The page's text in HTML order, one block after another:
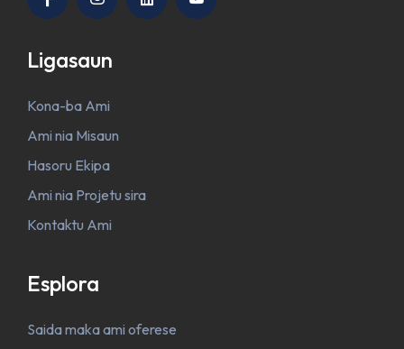
Ligasaun
Kona-ba Ami
Ami nia Misaun
Hasoru Ekipa
Ami nia Projetu sira
Kontaktu Ami
Esplora
Saida maka ami oferese